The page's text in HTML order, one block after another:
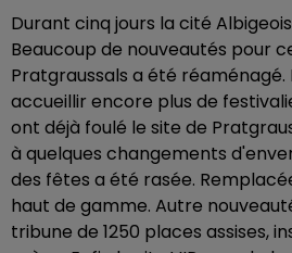
Durant cinq jours la cité
Beaucoup de nouveautés pour
Pratgraussals a été réaménagé.
accueillir encore plus de
ont déjà foulé le site de
à quelques changements
des fêtes a été rasée.
haut de gamme. Autre
tribune de 1250 places assises,